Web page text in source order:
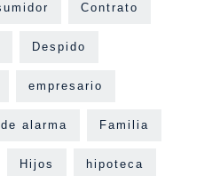
Contrato
Despido
empresario
alarma Familia
Hijos hipoteca